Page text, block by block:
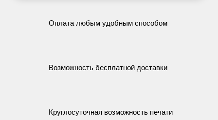
Оплата любым удобным способом
Возможность бесплатной доставки
Круглосуточная возможность печати